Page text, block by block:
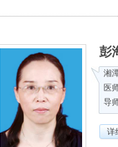
彭
湘
医
导
详